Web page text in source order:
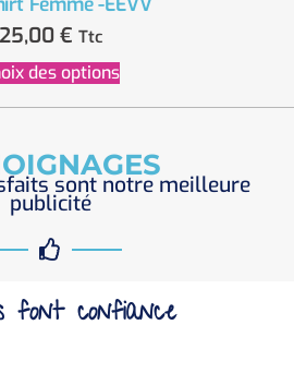
25,00 € Ttc
des options
sont notre meilleure
publicité
font confiance